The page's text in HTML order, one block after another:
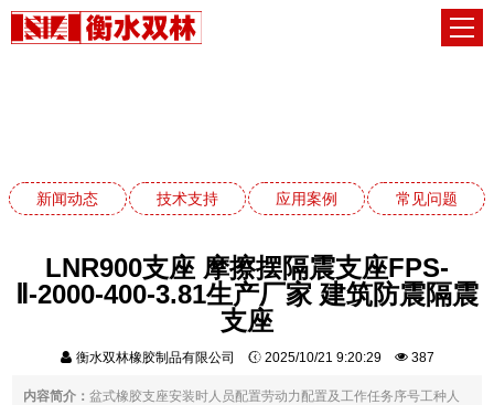
新闻动态 技术支持 应用案例 常见问题
LNR900支座 摩擦摆隔震支座FPS-
Ⅱ-2000-400-3.81生产厂家 建筑防震隔震
支座
衡水双林橡胶制品有限公司 2025/10/21 9:20:29 387
内容简介：盆式橡胶支座安装时人员配置劳动力配置及工作任务序号工种人